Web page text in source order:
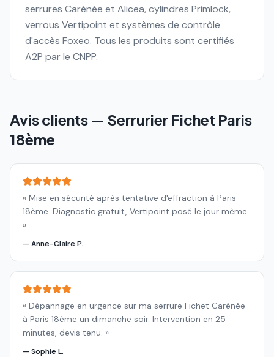
serrures Carénée et Alicea, cylindres Primlock,
verrous Vertipoint et systèmes de contrôle
d'accès Foxeo. Tous les produits sont certifiés
A2P par le CNPP.
Avis clients — Serrurier Fichet Paris
18ème
« Mise en sécurité après tentative d'effraction à Paris
18ème. Diagnostic gratuit, Vertipoint posé le jour même.
»
— Anne-Claire P.
« Dépannage en urgence sur ma serrure Fichet Carénée
à Paris 18ème un dimanche soir. Intervention en 25
minutes, devis tenu. »
— Sophie L.